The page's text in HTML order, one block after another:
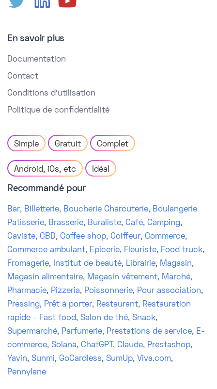
En savoir plus
Documentation
Contact
Conditions d'utilisation
Politique de confidentialité
Simple Gratuit Complet
Android, iOs, etc Idéal
Recommandé pour
Bar, Billetterie, Boucherie Charcuterie, Boulangerie
Patisserie, Brasserie, Buraliste, Café, Camping,
Caviste, CBD, Coffee shop, Coiffeur, Commerce,
Commerce ambulant, Epicerie, Fleuriste, Food truck,
Fromagerie, Institut de beauté, Librairie, Magasin,
Magasin alimentaire, Magasin vêtement, Marché,
Pharmacie, Pizzeria, Poissonnerie, Pour association,
Pressing, Prêt à porter, Restaurant, Restauration
rapide - Fast food, Salon de thé, Snack,
Supermarché, Parfumerie, Prestations de service, E-
commerce, Solana, ChatGPT , Claude, Prestashop,
Yavin, Sunmi, GoCardless, SumUp, Viva.com,
Pennylane